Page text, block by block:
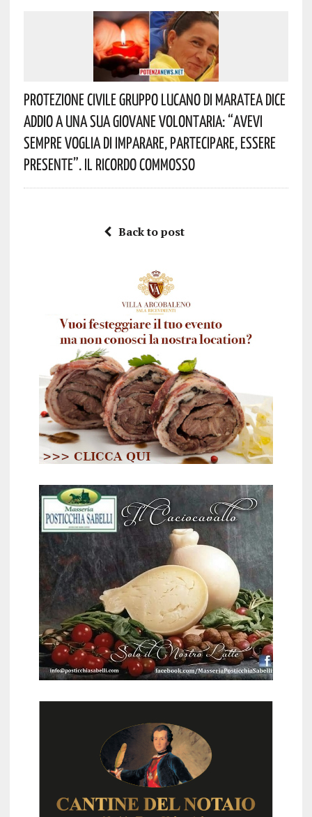
Protezione Civile Gruppo Lucano Di Maratea Dice
Addio A Una Sua Giovane Volontaria: “avevi
Sempre Voglia Di Imparare, Partecipare, Essere
Presente”. Il Ricordo Commosso
Back to post